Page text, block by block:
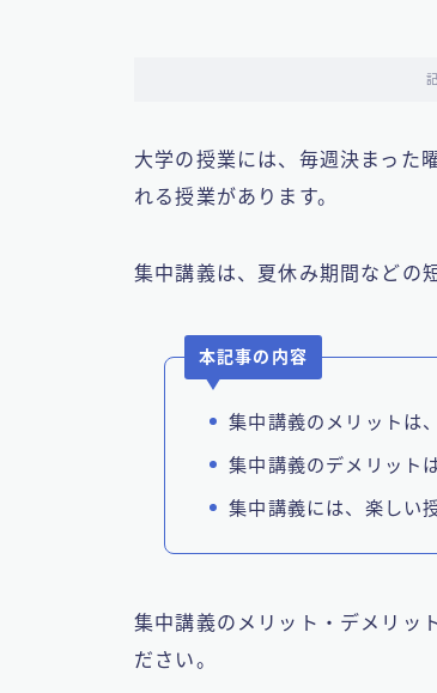
大学の授業には、毎週決まった
れる授業があります。
集中講義は、夏休み期間などの
本記事の内容
集中講義のメリットは
集中講義のデメリット
集中講義には、楽しい
集中講義のメリット・デメリッ
ださい。